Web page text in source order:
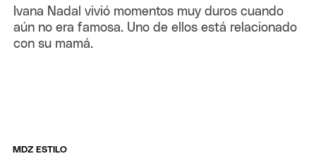
Ivana Nadal vivió momentos muy duros cuando
aún no era famosa. Uno de ellos está relacionado
con su mamá.
MDZ ESTILO